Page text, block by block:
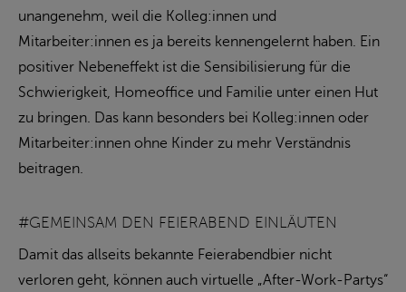
unangenehm, weil die Kolleg:innen und
Mitarbeiter:innen es ja bereits kennengelernt haben. Ein
positiver Nebeneffekt ist die Sensibilisierung für die
Schwierigkeit, Homeoffice und Familie unter einen Hut
zu bringen. Das kann besonders bei Kolleg:innen oder
Mitarbeiter:innen ohne Kinder zu mehr Verständnis
beitragen.
#GEMEINSAM DEN FEIERABEND EINLÄUTEN
Damit das allseits bekannte Feierabendbier nicht
verloren geht, können auch virtuelle „After-Work-Partys“